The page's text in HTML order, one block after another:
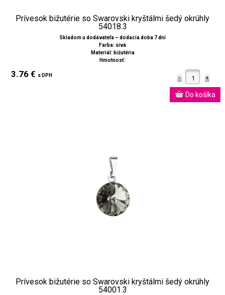
Prívesok bižutérie so Swarovski kryštálmi šedý okrúhly
54018.3
Skladom u dodávateľa – dodacia doba 7 dní
Farba: sivá
Materiál: bižutéria
Hmotnosť:
3.76 € s DPH
Prívesok bižutérie so Swarovski kryštálmi šedý okrúhly
54001.3